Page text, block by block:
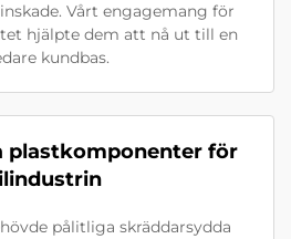
Vårt engagemang för
hjälpte dem att nå ut till en
kundbas.
plastkomponenter för
pålitliga skräddarsydda